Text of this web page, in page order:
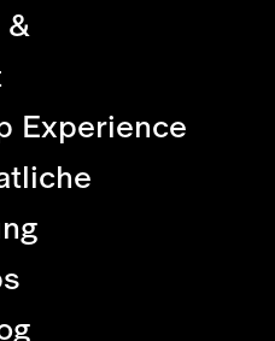
Experience